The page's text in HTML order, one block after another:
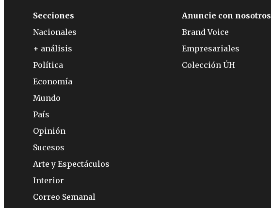
Secciones
Nacionales
+ análisis
Política
Economía
Mundo
País
Opinión
Sucesos
Arte y Espectáculos
Interior
Correo Semanal
Anuncie con nosotros
Brand Voice
Empresariales
Colección ÚH